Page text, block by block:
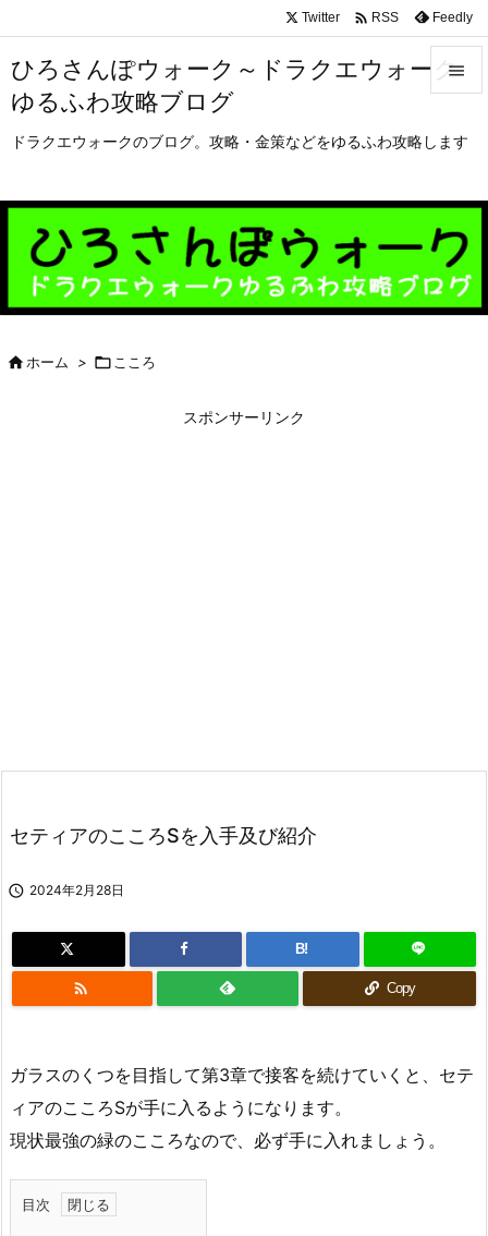
ひろさんぽウォーク～ドラクエウォーク
ゆるふわ攻略ブログ
ドラクエウォークのブログ。攻略・金策などをゆるふわ攻略します

メニュ

前へ

次へ
Twitter  RSS Feedly
ホーム >  こころ
スポンサーリンク
セティアのこころSを入手及び紹介
 2024年2月28日
B!
 Copy
ガラスのくつを目指して第3章で接客を続けていくと、セテ
ィアのこころSが手に入るようになります。
現状最強の緑のこころなので、必ず手に入れましょう。
目次